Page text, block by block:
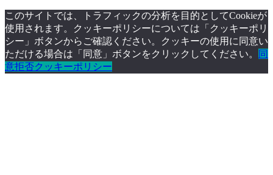
このサイトでは、トラフィックの分析を目的としてCookieが
使用されます。クッキーポリシーについては「クッキーポリ
シー」ボタンからご確認ください。クッキーの使用に同意い
ただける場合は「同意」ボタンをクリックしてください。
同
意拒否クッキーポリシー